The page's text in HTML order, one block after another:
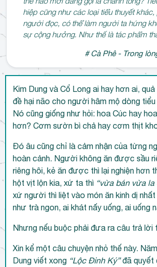
hiệp cũng như các loại tiểu thuyết
người đọc, có thể làm người ta hứng
sự cộng hưởng. Như thế là tác phẩm
# Cà Phê - Trong
Kim Dung và Cổ Long ai hay hơn ai,
đề hại não cho người hâm mộ dòng
Nó cũng giống như hỏi: hoa Cúc hay
hơn? Cơm sườn bì chả hay cơm thịt
Đó âu cũng chỉ là cảm nhận của từng
hoàn cảnh. Người không ăn được sầu
riêng hôi, kẻ ăn được thì lại nghiện hơn
hột vịt lộn kia, xứ ta thì “vừa bán vừa
xứ người thì liệt vào món ăn kinh dị
như trà ngon, ai khát nấy uống, ai uống
Nhưng nếu buộc phải đưa ra câu trả lời
Xin kể một câu chuyện nhỏ thế này.
Dung viết xong “Lộc Đỉnh Ký”đã quyết